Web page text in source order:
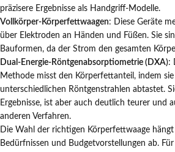
präzisere Ergebnisse als Handgriff-Modelle.
Vollkörper-Körperfettwaagen: Diese Geräte
über Elektroden an Händen und Füßen. Sie
Bauformen, da der Strom den gesamten
Dual-Energie-Röntgenabsorptiometrie (DXA):
Methode misst den Körperfettanteil, indem
unterschiedlichen Röntgenstrahlen abtastet.
Ergebnisse, ist aber auch deutlich teurer und
anderen Verfahren.
Die Wahl der richtigen Körperfettwaage
Bedürfnissen und Budgetvorstellungen ab.